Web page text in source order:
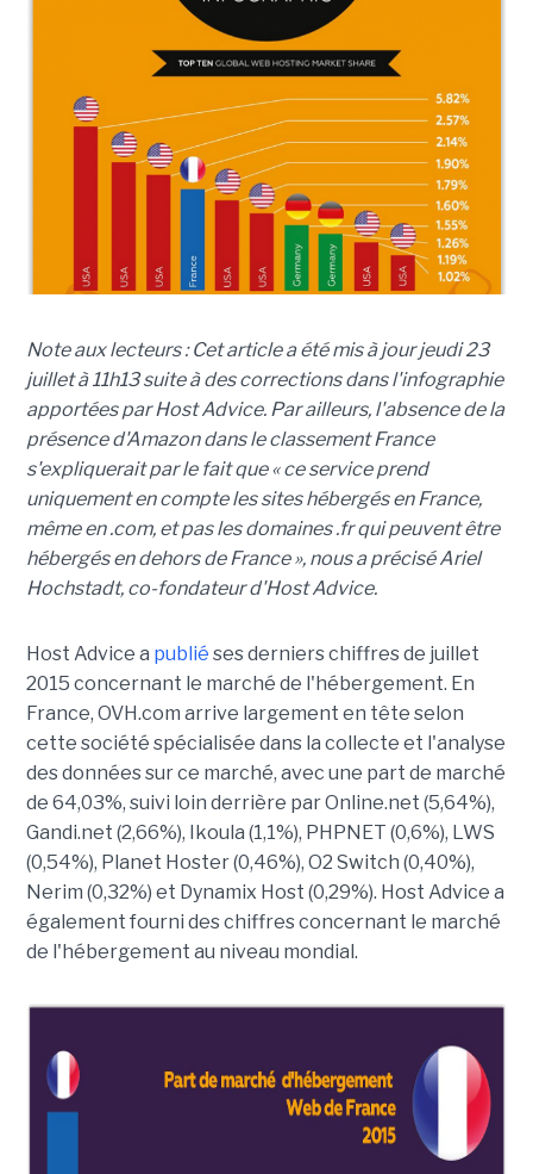
Note aux lecteurs : Cet article a été mis à jour jeudi 23
juillet à 11h13 suite à des corrections dans l'infographie
apportées par Host Advice. Par ailleurs, l'absence de la
présence d'Amazon dans le classement France
s'expliquerait par le fait que « ce service prend
uniquement en compte les sites hébergés en France,
même en .com, et pas les domaines .fr qui peuvent être
hébergés en dehors de France », nous a précisé Ariel
Hochstadt, co-fondateur d'Host Advice.
Host Advice a publié ses derniers chiffres de juillet
2015 concernant le marché de l'hébergement. En
France, OVH.com arrive largement en tête selon
cette société spécialisée dans la collecte et l'analyse
des données sur ce marché, avec une part de marché
de 64,03%, suivi loin derrière par Online.net (5,64%),
Gandi.net (2,66%), Ikoula (1,1%), PHPNET (0,6%), LWS
(0,54%), Planet Hoster (0,46%), O2 Switch (0,40%),
Nerim (0,32%) et Dynamix Host (0,29%). Host Advice a
également fourni des chiffres concernant le marché
de l'hébergement au niveau mondial.